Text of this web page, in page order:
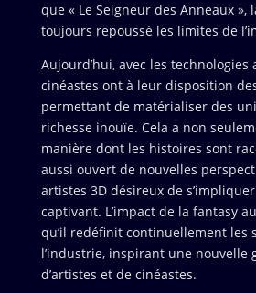
que « Le Seigneur des Anneaux »,
toujours repoussé les limites de
Aujourd’hui, avec les technologies
cinéastes ont à leur disposition
permettant de matérialiser des
richesse inouïe. Cela a non
manière dont les histoires sont
aussi ouvert de nouvelles
artistes 3D désireux de
captivant. L’impact de la fantasy
qu’il redéfinit continuellement les
l’industrie, inspirant une nouvelle
d’artistes et de cinéastes.